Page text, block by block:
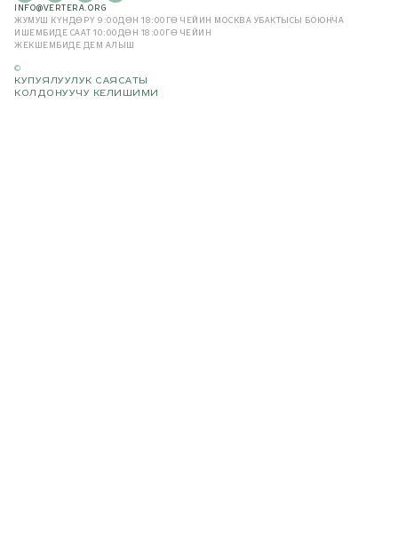
INFO@VERTERA.ORG
ЖУМУШ КҮНДӨРҮ 9:00ДӨН 18:00ГӨ ЧЕЙИН
МОСКВА УБАКТЫСЫ БОЮНЧА
ИШЕМБИДЕ СААТ 10:00ДӨН 18:00ГӨ ЧЕЙИН
ЖЕКШЕМБИДЕ ДЕМ АЛЫШ
©
КУПУЯЛУУЛУК САЯСАТЫ
КОЛДОНУУЧУ КЕЛИШИМИ